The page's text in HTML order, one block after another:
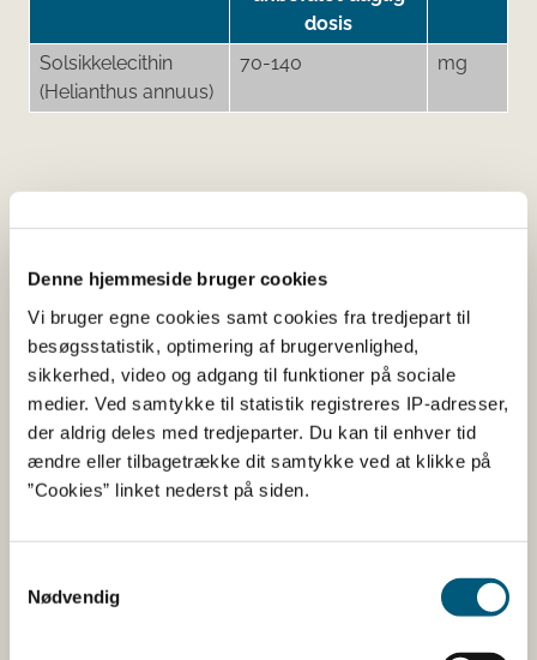
Denne hjemmeside bruger cookies
Vi bruger egne cookies samt cookies fra tredjepart til
besøgsstatistik, optimering af brugervenlighed,
sikkerhed, video og adgang til funktioner på sociale
medier. Ved samtykke til statistik registreres IP-adresser,
der aldrig deles med tredjeparter. Du kan til enhver tid
ændre eller tilbagetrække dit samtykke ved at klikke på
”Cookies” linket nederst på siden.
Nødvendig
dosis
Solsikkelecithin
(Helianthus annuus)
70-140 mg
Hydroxypropylmethylcellulose
Her kan du finde detaljerede
oplysninger om det kosttilskud,
du har søgt på
Informationerne er angivet af den virksomhed, der har
Her kan du bl.a. se, hvilke indholdsstoffer produktet